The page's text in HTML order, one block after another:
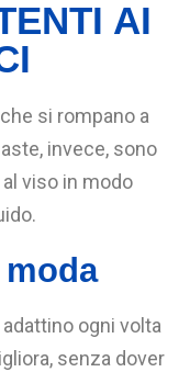
AI
si rompano a
invece, sono
viso in modo
ogni volta
senza dover